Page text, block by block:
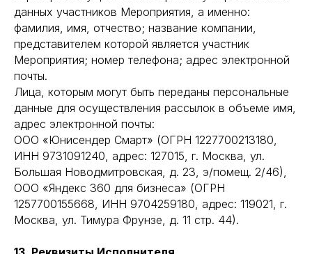
данных участников Мероприятия, а именно:
фамилия, имя, отчество; название компании,
представителем которой является участник
Мероприятия; номер телефона; адрес электронной
почты.
Лица, которым могут быть переданы персональные
данные для осуществления рассылок в объеме имя,
адрес электронной почты:
ООО «Юнисендер Смарт» (ОГРН 1227700213180,
ИНН 9731091240, адрес: 127015, г. Москва, ул.
Большая Новодмитровская, д. 23, э/помещ. 2/46),
ООО «Яндекс 360 для бизнеса» (ОГРН
1257700155668, ИНН 9704259180, адрес: 119021, г.
Москва, ул. Тимура Фрунзе, д. 11 стр. 44).